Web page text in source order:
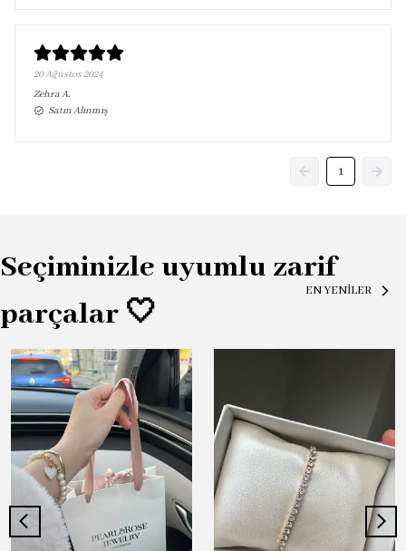
20 Ağustos 2024
ZehraA.
Satın Alınmış
1
Seçiminizle uyumlu zarif
parçalar 🤍
EN YENİLER